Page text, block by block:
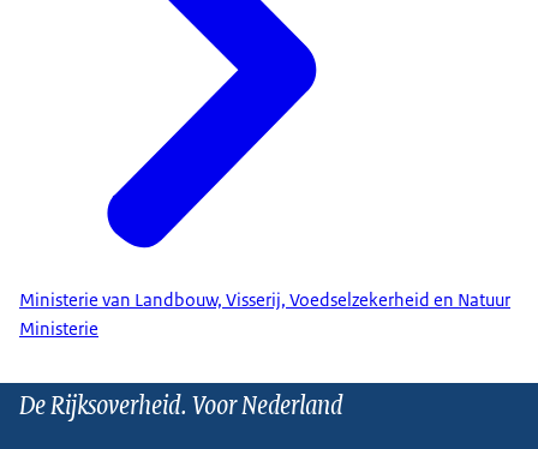
Ministerie van Landbouw, Visserij, Voedselzekerheid en Natuur
Ministerie
De Rijksoverheid. Voor Nederland